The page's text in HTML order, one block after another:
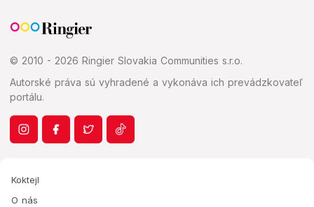
© 2010 - 2026 Ringier Slovakia Communities s.r.o.
Autorské práva sú vyhradené a vykonáva ich prevádzkovateľ
portálu.
Koktejl
O nás